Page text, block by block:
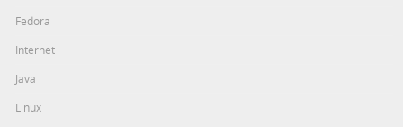
Fedora
Internet
Java
Linux